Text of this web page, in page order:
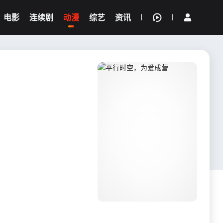
电影 连续剧 动漫 综艺 资讯